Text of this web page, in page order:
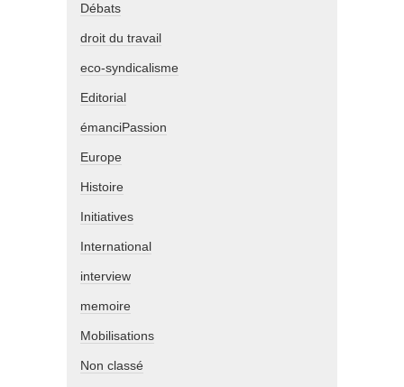
Débats
droit du travail
eco-syndicalisme
Editorial
émanciPassion
Europe
Histoire
Initiatives
International
interview
memoire
Mobilisations
Non classé